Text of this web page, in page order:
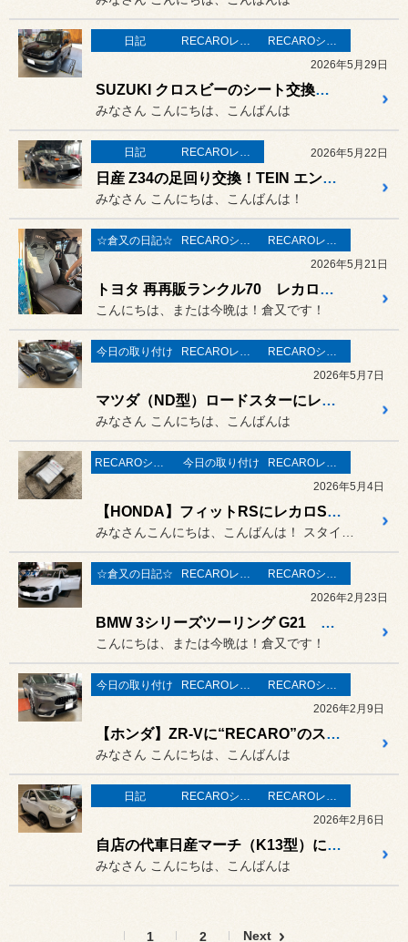
日記 RECAROレカロ＆シート関連
RECAROシート装着事例
2026年5月29日
SUZUKI クロスビーのシート交換！ RECARO“SR-C”を取り付け！シートヒーター付きで冬も快適！
みなさん こんにちは、こんばんは
日記 RECAROレカロ＆シート関連 2026年5月22日
日産 Z34の足回り交換！TEIN エンデュラプロ取り付け！RECAROの"NEW"LX-F 展示しております！
みなさん こんにちは、こんばんは！
☆倉又の日記☆ RECAROシート装着事例
RECAROレカロ＆シート関連
2026年5月21日
トヨタ 再再販ランクル70 レカロシート取付！
こんにちは、または今晩は！倉又です！
今日の取り付け RECAROレカロ＆シート関連
RECAROシート装着事例
2026年5月7日
マツダ（ND型）ロードスターにレカロシートRCS取り付け！とステアリング交換！
みなさん こんにちは、こんばんは
RECAROシート装着事例 今日の取り付け
RECAROレカロ＆シート関連
2026年5月4日
【HONDA】フィットRSにレカロSR-Cを取り付け！ロードスターにCABANAシートカバーを取り付け！
☆倉又の日記☆ RECAROレカロ＆シート関連
RECAROシート装着事例
2026年2月23日
BMW 3シリーズツーリング G21 RECARO レカロシート Sportster取付！
こんにちは、または今晩は！倉又です！
今日の取り付け RECAROレカロ＆シート関連
RECAROシート装着事例
2026年2月9日
【ホンダ】ZR-Vに“RECARO”のスポーツリクライニングシートのSR-Cを装着！
みなさん こんにちは、こんばんは
日記 RECAROシート装着事例
RECAROレカロ＆シート関連
2026年2月6日
自店の代車日産マーチ（K13型）にRECAROエルゴメド取り付け！代車もより快適に！
みなさん こんにちは、こんばんは
1 2 Next